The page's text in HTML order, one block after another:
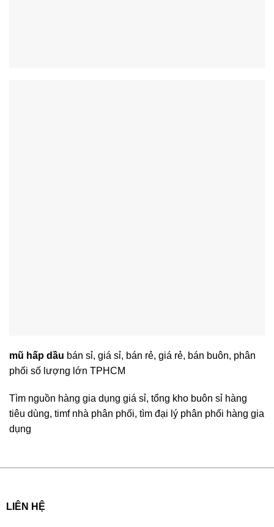
mũ hấp dầu bán sỉ, giá sỉ, bán rẻ, giá rẻ, bán buôn, phân
phối số lượng lớn TPHCM
Tìm nguồn hàng gia dụng giá sỉ, tổng kho buôn sỉ hàng
tiêu dùng, timf nhà phân phối, tìm đại lý phân phối hàng gia
dụng
LIÊN HỆ